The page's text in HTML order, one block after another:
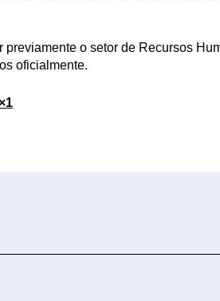
o setor de Recursos
oficialmente.